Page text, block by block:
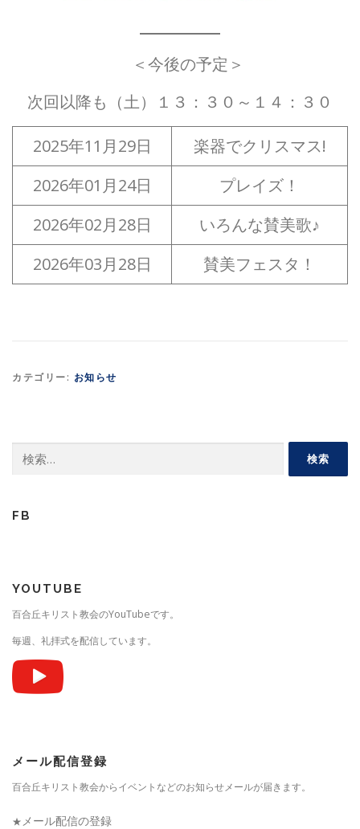
＜今後の予定＞
次回以降も（土）１３：３０～１４：３０
2025年11月29日
楽器でクリスマス!
2026年01月24日
プレイズ！
2026年02月28日
いろんな賛美歌♪
2026年03月28日
賛美フェスタ！
カテゴリー: お知らせ
索:
FB
YOUTUBE
百合丘キリスト教会のYouTubeです。
毎週、礼拝式を配信しています。
メール配信登録
百合丘キリスト教会からイベントなどのお知らせメールが届きます。
★ メール配信の登録